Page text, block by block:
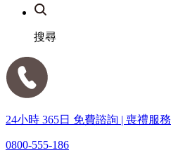
搜尋
24小時 365日 免費諮詢 | 喪禮服務
0800-555-186